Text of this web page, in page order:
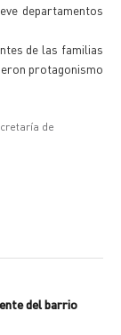
departamentos
de las familias
protagonismo
de
del barrio